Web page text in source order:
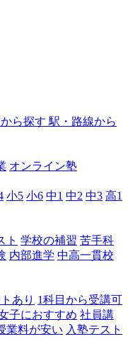
ら探す 駅・路線から
オンライン塾
小5 小6 中1 中2 中3 高1
ト 学校の補習 苦手科
内部進学 中高一貫校
あり 1科目から受講可
子におすすめ 社員講
業料が安い 入塾テスト